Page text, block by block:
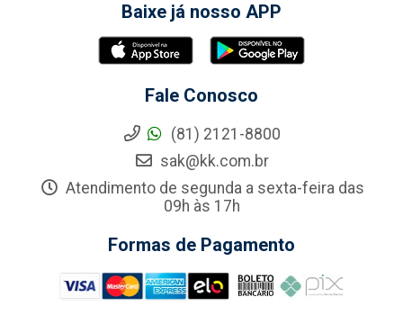
Baixe já nosso APP
Fale Conosco
(81) 2121-8800
sak@kk.com.br
Atendimento de segunda a sexta-feira das
09h às 17h
Formas de Pagamento